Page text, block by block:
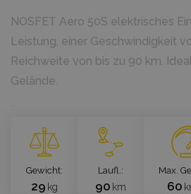
NOSFET Aero 50S elektrisches
Leistung, einer Geschwindigkeit
Reichweite von bis zu 90 km.
Gelände.
`
Gewicht
29 kg
Laufl.
90 km
Max.
60